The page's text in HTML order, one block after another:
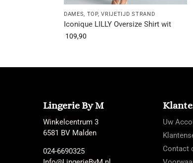
DAMES, TOP,VRIJETIJD STRAND
Iconique LILLY Oversize Shirt wit
109,90
Lingerie By M
Winkelcentrum 3
6581 BV Malden
024-6690325
Uw
Contact